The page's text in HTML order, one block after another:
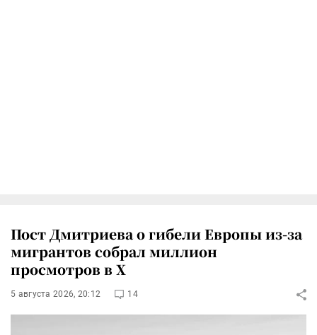
Пост Дмитриева о гибели Европы из-за
мигрантов собрал миллион
просмотров в X
5 августа 2026, 20:12 14